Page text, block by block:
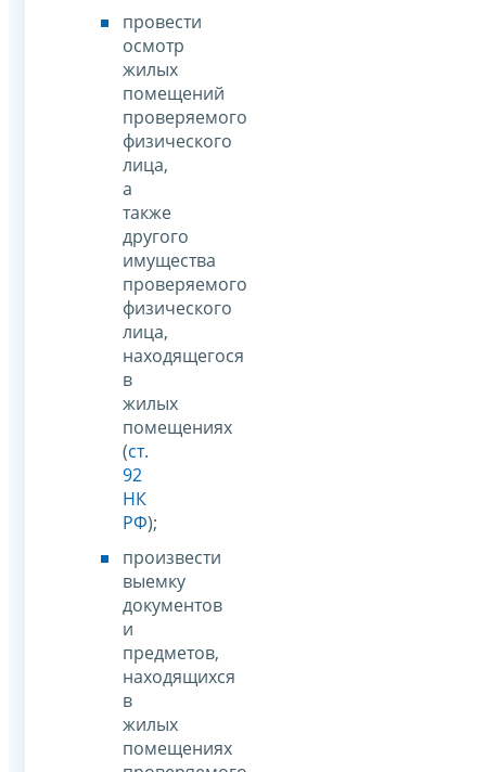
провести
осмотр
жилых
помещений
проверяемого
физического
лица,
а
также
другого
имущества
проверяемого
физического
лица,
находящегося
в
жилых
помещениях
(ст.
92
НК
РФ);
произвести
выемку
документов
и
предметов,
находящихся
в
жилых
помещениях